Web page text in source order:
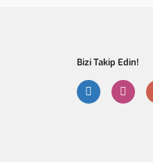
Gönder
Bizi Takip Edin!